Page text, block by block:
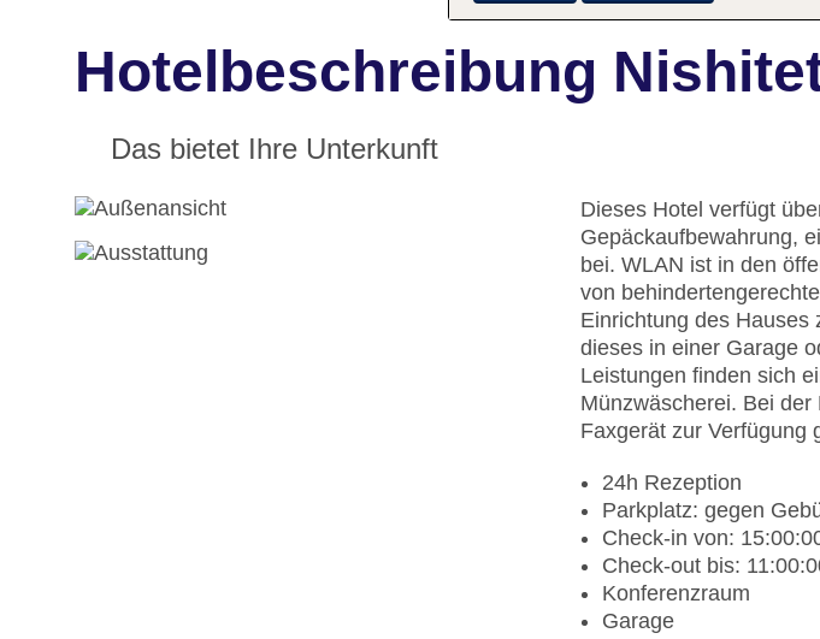
Hotelbeschreibung
Das bietet Ihre Unterkunft
Dieses Hotel verfügt
Gepäckaufbewahrung,
bei. WLAN ist in den
von
Einrichtung des Hauses
dieses in einer Garage
Leistungen finden sich
Münzwäscherei. Bei
Faxgerät zur Verfügung
24h Rezeption
Parkplatz: gegen
Check-in von:
Check-out bis:
Konferenzraum
Garage